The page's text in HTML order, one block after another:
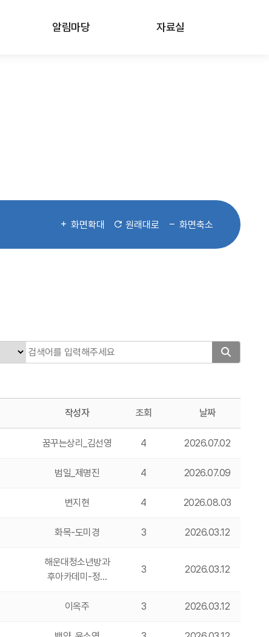
알림마당 자료실
화면확대 원래대로 화면축소
작성자 조회 날짜
꿈꾸는상리_김선영 4 2026.07.02
범일_제명진 4 2026.07.09
변지현 4 2026.08.03
화목-도미경 3 2026.03.12
해운대청소년방과
후아카데미-정…
3 2026.03.12
이옥주 3 2026.03.12